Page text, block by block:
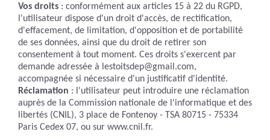
Vos droits : conformément aux articles 15 à 22 du RGPD,
l'utilisateur dispose d'un droit d'accès, de rectification,
d'effacement, de limitation, d'opposition et de portabilité
de ses données, ainsi que du droit de retirer son
consentement à tout moment. Ces droits s'exercent par
demande adressée à lestoitsdep@gmail.com,
accompagnée si nécessaire d'un justificatif d'identité.
Réclamation : l'utilisateur peut introduire une réclamation
auprès de la Commission nationale de l'informatique et des
libertés (CNIL), 3 place de Fontenoy - TSA 80715 - 75334
Paris Cedex 07, ou sur www.cnil.fr.